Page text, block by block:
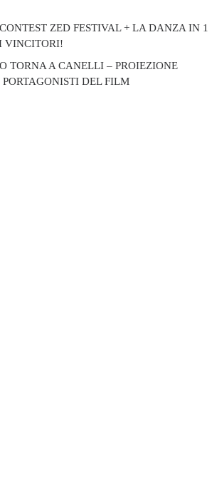
ZED FESTIVAL + LA DANZA IN 1
VINCITORI!
TORNA A CANELLI – PROIEZIONE
DEL FILM